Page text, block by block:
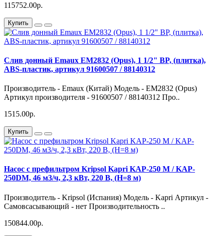
115752.00р.
Купить
Слив донный Emaux EM2832 (Opus), 1 1/2" BP, (плитка),
ABS-пластик, артикул 91600507 / 88140312
Производитель - Emaux (Китай) Модель - EM2832 (Opus)
Артикул производителя - 91600507 / 88140312 Про..
1515.00р.
Купить
Насос с префильтром Kripsol Kapri KAP-250 М / KAP-
250DМ, 46 м3/ч, 2,3 кВт, 220 В, (H=8 м)
Производитель - Kripsol (Испания) Модель - Kapri Артикул -
Самовсасывающий - нет Производительность ..
150844.00р.